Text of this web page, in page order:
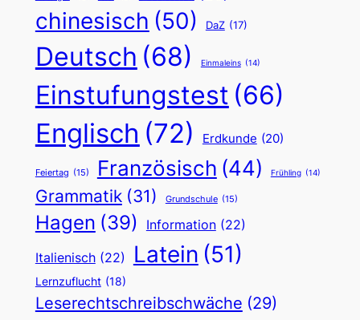
chinesisch (50) DaZ (17)
Deutsch (68) Einmaleins (14)
Einstufungstest (66)
Englisch (72) Erdkunde (20)
Feiertag (15) Französisch (44) Frühling (14)
Grammatik (31) Grundschule (15)
Hagen (39) Information (22)
Italienisch (22) Latein (51)
Lernzuflucht (18)
Leserechtschreibschwäche (29)